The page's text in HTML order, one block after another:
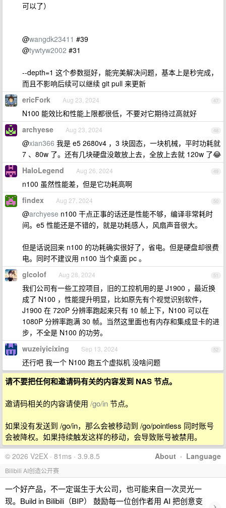
可以了）
@wangdk23411 #39
@tywtyw2002 #31
--depth=1 这个参数挺好，能完美解决问题，基本上是秒完成，
而且不影响后续可以继续 git pull 来更新
47
ericFork Aug 23, 2024
N100 能效比和性能上限都很低，不要对它期待过高就好
48
archyese Aug 23, 2024
@xian366 我是 e5 2680v4 ，3 块固态，一块机械，平时功耗就
7 、80w 了。还有几块硬盘没敢放上去，全放上去就 120w 了😂
49
HaloLegend Aug 26, 2024
n100 虽然性能差，但是它功耗高啊
50
findex Aug 27, 2024
@archyese n100 干点正事的话还是性能不够，编译非常耗时
间。e5 性能还是不错的，就是功耗感人，风扇声音很大。
但是话说回来 n100 的功耗确实很好了，省电。但是硬盘却很费
电。同时不建议用 n100 当个桌面 pc 。
51
glcolof Aug 28, 2024
我们公司有一些工控项目，旧的工控机用的是 J1900 ，最近换
成了 N100 ，性能提升明显，比如原先有个视觉识别软件，
J1900 在 720P 分辨率跑起来只有 10 帧上下，N100 可以在
1080P 分辨率跑满 30 帧。当然这里面也有内存和集成显卡的进
步，不全是 N100 的功劳。
52
wuzeiyicixing Sep 13, 2024
还行吧 我一个 N100 跑五个虚拟机 没啥问题
请不要把任何和邀请码有关的内容发到 NAS 节点。
邀请码相关的内容请使用 /go/in节点。
如果没有发送到 /go/in，那么会被移动到 /go/pointless 同时账号
会被降权。如果持续触发这样的移动，会导致账号被禁用。
About · Language
© 2026 V2EX · 81ms · 3.9.8.5
Bilibili AI创造公开赛
一个好产品，不一定诞生于大公司，也可能来自一次灵光一
现。Build in Bilibili（BIP） 鼓励每一位创作者用 AI 把创意变